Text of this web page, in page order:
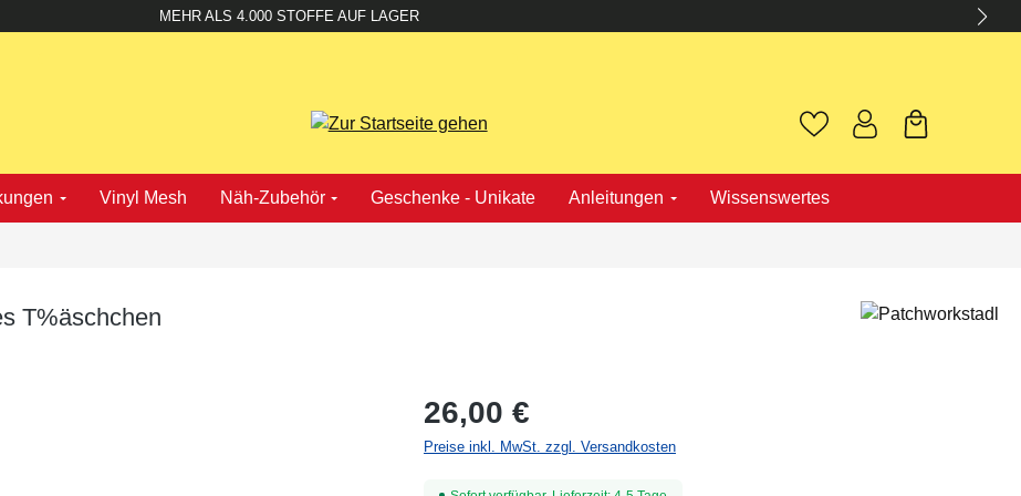
MEHR ALS 4.000 STOFFE AUF LAGER
Vinyl Mesh Näh-Zubehör Geschenke - Unikate Anleitungen Wissenswertes
T%äschchen
26,00 €
Preise inkl. MwSt. zzgl. Versandkosten